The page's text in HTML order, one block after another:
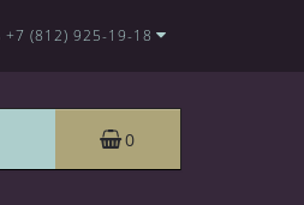
+7 (812) 925-19-18
0